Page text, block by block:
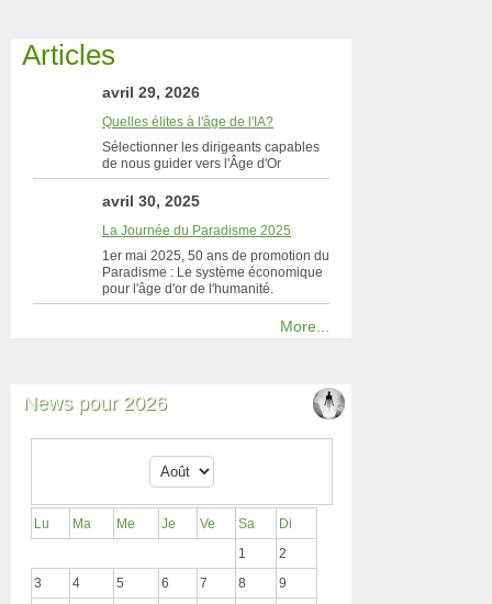
Articles
avril 29, 2026
Quelles élites à l'âge de l'IA?
Sélectionner les dirigeants capables
de nous guider vers l'Âge d'Or
avril 30, 2025
La Journée du Paradisme 2025
1er mai 2025, 50 ans de promotion du
Paradisme : Le système économique
pour l'âge d'or de l'humanité.
More...
News pour 2026
Lu Ma Me Je Ve Sa
Di
1
2
3
4 5 6 7 8
9